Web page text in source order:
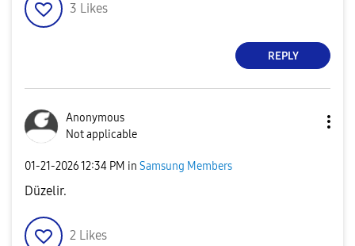
3 Likes
REPLY
Anonymous
Not applicable
‎01-21-202612:34 PM in Samsung Members
Düzelir.
2 Likes